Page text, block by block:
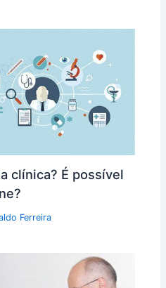
clínica? É possível
Ferreira